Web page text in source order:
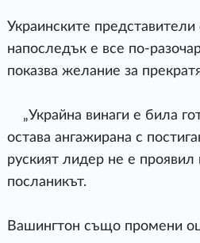
Украинските
напоследък е все по-
показва желание за
„Украйна винаги е била
остава ангажирана с
руският лидер не е проявил
посланикът.
Вашингтон също промени